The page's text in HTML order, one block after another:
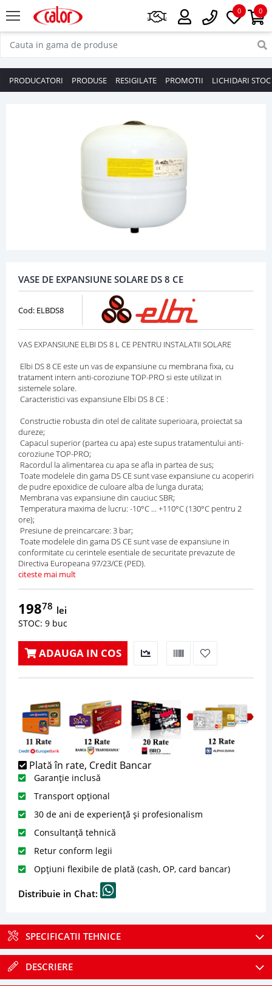
0
0
PRODUCATORI PRODUSE RESIGILATE PROMOTII LICHIDARI STOC
VASE DE EXPANSIUNE SOLARE DS 8 CE
Cod: ELBDS8
VAS EXPANSIUNE ELBI DS 8 L CE PENTRU INSTALATII SOLARE
Elbi DS 8 CE este un vas de expansiune cu membrana fixa, cu
tratament intern anti-coroziune TOP-PRO si este utilizat in
sistemele solare.
Caracteristici vas expansiune Elbi DS 8 CE :
Constructie robusta din otel de calitate superioara, proiectat sa
dureze;
Capacul superior (partea cu apa) este supus tratamentului anti-
coroziune TOP-PRO;
Racordul la alimentarea cu apa se afla in partea de sus;
Toate modelele din gama DS CE sunt vase expansiune cu acoperiri
de pudre epoxidice de culoare alba de lunga durata;
Membrana vas expansiune din cauciuc SBR;
Temperatura maxima de lucru: -10°C ... +110°C (130°C pentru 2
ore);
Presiune de preincarcare: 3 bar;
Toate modelele din gama DS CE sunt vase de expansiune in
conformitate cu cerintele esentiale de securitate prevazute de
Directiva Europeana 97/23/CE (PED).
citeste mai mult
19878 lei
STOC: 9 buc
ADAUGA IN COS
Plată în rate, Credit Bancar
Garanție inclusă
Transport opțional
30 de ani de experiență și profesionalism
Consultanță tehnică
Retur conform legii
Opțiuni flexibile de plată (cash, OP, card bancar)
Distribuie in Chat:
SPECIFICATII TEHNICE
DESCRIERE